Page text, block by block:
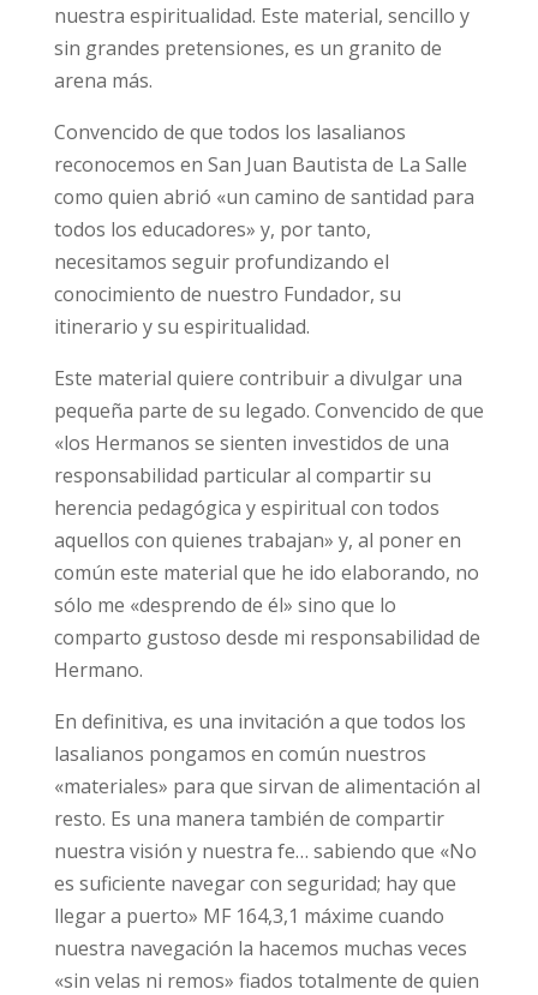
nuestra espiritualidad. Este material, sencillo y
sin grandes pretensiones, es un granito de
arena más.
Convencido de que todos los lasalianos
reconocemos en San Juan Bautista de La Salle
como quien abrió «un camino de santidad para
todos los educadores» y, por tanto,
necesitamos seguir profundizando el
conocimiento de nuestro Fundador, su
itinerario y su espiritualidad.
Este material quiere contribuir a divulgar una
pequeña parte de su legado. Convencido de que
«los Hermanos se sienten investidos de una
responsabilidad particular al compartir su
herencia pedagógica y espiritual con todos
aquellos con quienes trabajan» y, al poner en
común este material que he ido elaborando, no
sólo me «desprendo de él» sino que lo
comparto gustoso desde mi responsabilidad de
Hermano.
En definitiva, es una invitación a que todos los
lasalianos pongamos en común nuestros
«materiales» para que sirvan de alimentación al
resto. Es una manera también de compartir
nuestra visión y nuestra fe… sabiendo que «No
es suficiente navegar con seguridad; hay que
llegar a puerto» MF 164,3,1 máxime cuando
nuestra navegación la hacemos muchas veces
«sin velas ni remos» fiados totalmente de quien